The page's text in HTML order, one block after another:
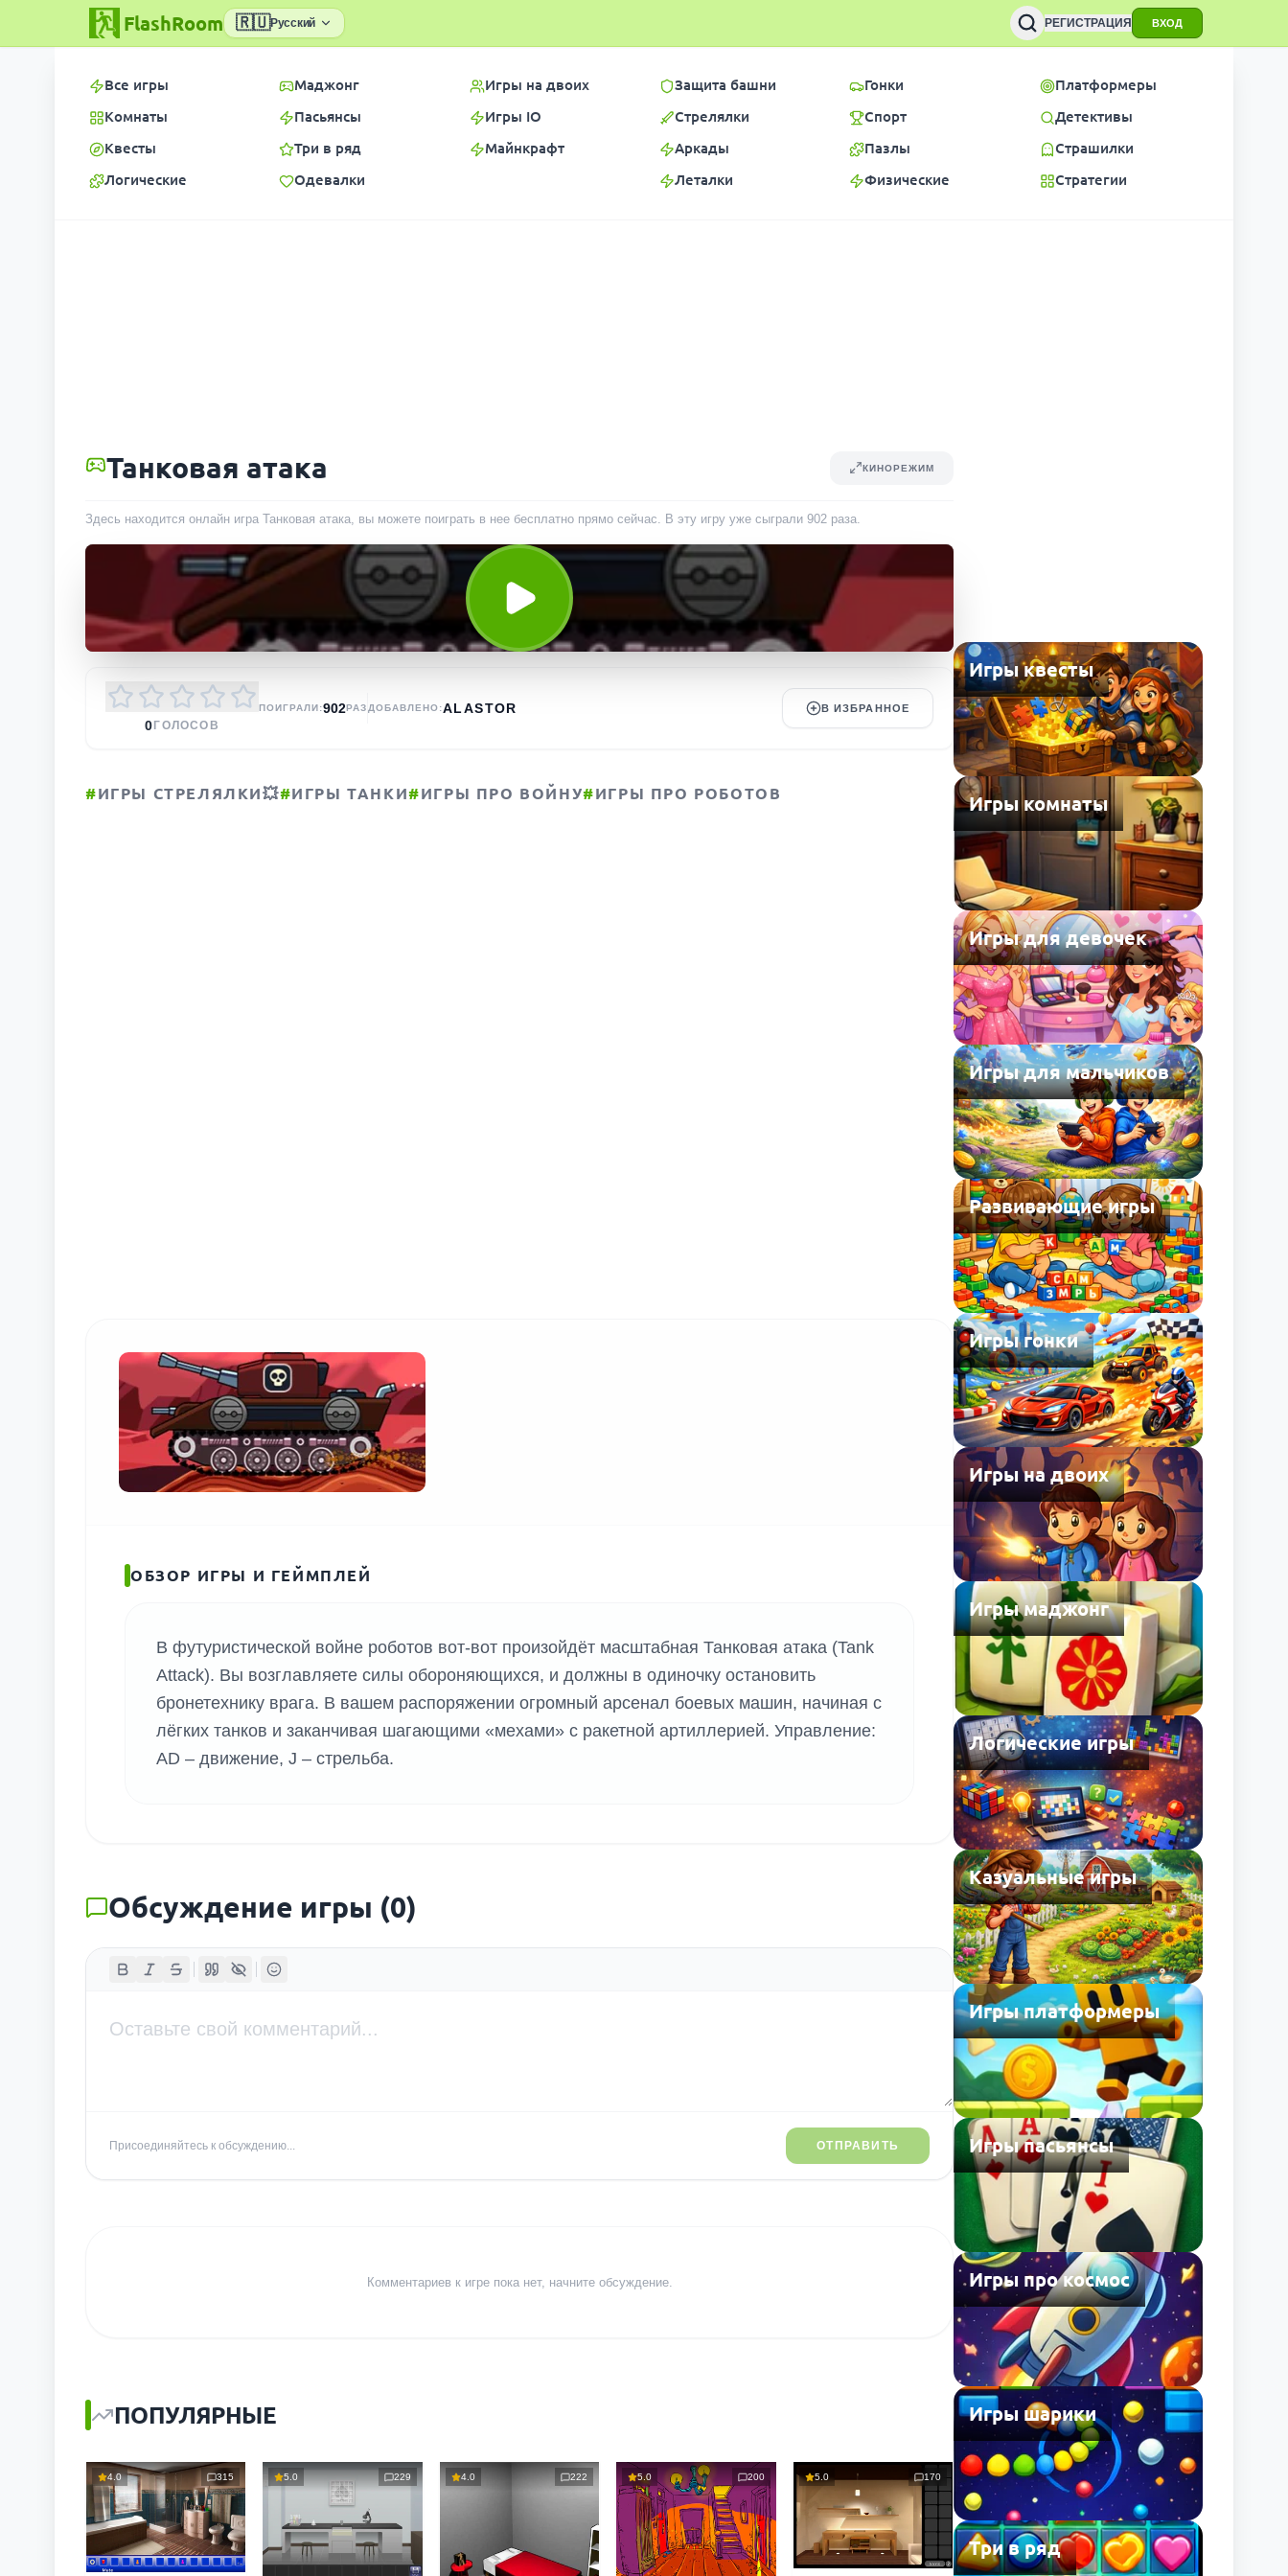
FlashRoom 🇷🇺Русский РЕГИСТРАЦИЯ ВХОД
Все игры
Комнаты
Квесты
Логические
Маджонг
Пасьянсы
Три в ряд
Одевалки
Игры на двоих
Игры IO
Майнкрафт
Защита башни
Стрелялки
Аркады
Леталки
Гонки
Спорт
Пазлы
Физические
Платформеры
Детективы
Страшилки
Стратегии
Танковая атака КИНОРЕЖИМ
Здесь находится онлайн игра Танковая атака, вы можете поиграть в нее бесплатно прямо сейчас. В эту игру уже сыграли 902 раза.
0 ГОЛОСОВ
ПОИГРАЛИ:902РАЗ ДОБАВЛЕНО:ALASTOR В ИЗБРАННОЕ
#ИГРЫ СТРЕЛЯЛКИ💥#ИГРЫ ТАНКИ#ИГРЫ ПРО ВОЙНУ#ИГРЫ ПРО РОБОТОВ
ОБЗОР ИГРЫ И ГЕЙМПЛЕЙ
В футуристической войне роботов вот-вот произойдёт масштабная Танковая атака (Tank
Attack). Вы возглавляете силы обороняющихся, и должны в одиночку остановить
бронетехнику врага. В вашем распоряжении огромный арсенал боевых машин, начиная с
лёгких танков и заканчивая шагающими «мехами» с ракетной артиллерией. Управление:
AD – движение, J – стрельба.
Обсуждение игры (0)
Присоединяйтесь к обсуждению... ОТПРАВИТЬ
Комментариев к игре пока нет, начните обсуждение.
ПОПУЛЯРНЫЕ
4.0 315 5.0 229 4.0 222 5.0 200 5.0 170
Игры квесты
Игры комнаты
Игры для девочек
Игры для мальчиков
Развивающие игры
Игры гонки
Игры на двоих
Игры маджонг
Логические игры
Казуальные игры
Игры платформеры
Игры пасьянсы
Игры про космос
Игры шарики
Три в ряд